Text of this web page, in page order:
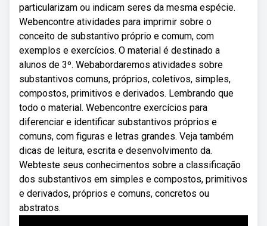
particularizam ou indicam seres da mesma espécie.
Webencontre atividades para imprimir sobre o
conceito de substantivo próprio e comum, com
exemplos e exercícios. O material é destinado a
alunos de 3º. Webabordaremos atividades sobre
substantivos comuns, próprios, coletivos, simples,
compostos, primitivos e derivados. Lembrando que
todo o material. Webencontre exercícios para
diferenciar e identificar substantivos próprios e
comuns, com figuras e letras grandes. Veja também
dicas de leitura, escrita e desenvolvimento da.
Webteste seus conhecimentos sobre a classificação
dos substantivos em simples e compostos, primitivos
e derivados, próprios e comuns, concretos ou
abstratos.